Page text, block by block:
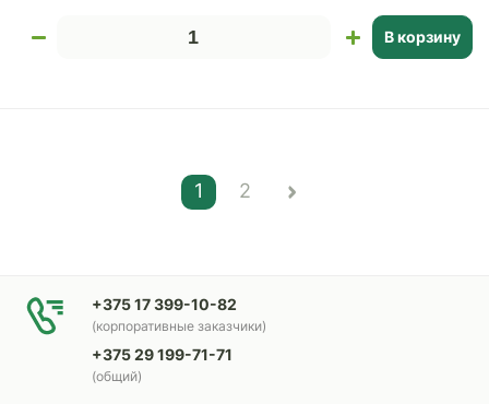
В корзину
1 2
+375 17 399-10-82
(корпоративные заказчики)
+375 29 199-71-71
(общий)